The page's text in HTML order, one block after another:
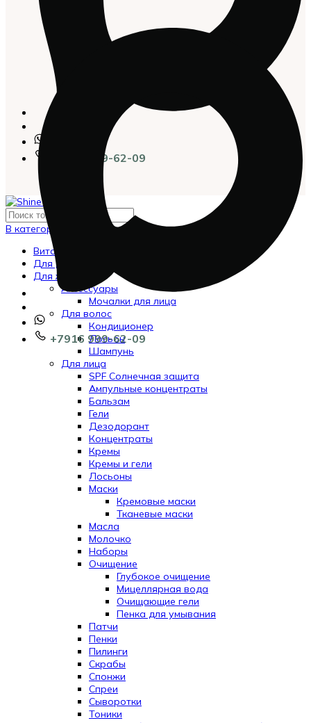
+7916 999-62-09
+7916 999-62-09
В категории
Витамины
Для детей
Для женщин
Аксессуары
Мочалки для лица
Для волос
Кондиционер
Лосьон
Шампунь
Для лица
SPF Солнечная защита
Ампульные концентраты
Бальзам
Гели
Дезодорант
Концентраты
Кремы
Кремы и гели
Лосьоны
Маски
Кремовые маски
Тканевые маски
Масла
Молочко
Наборы
Очищение
Глубокое очищение
Мицеллярная вода
Очищающие гели
Пенка для умывания
Патчи
Пенки
Пилинги
Скрабы
Спонжи
Спреи
Сыворотки
Тоники